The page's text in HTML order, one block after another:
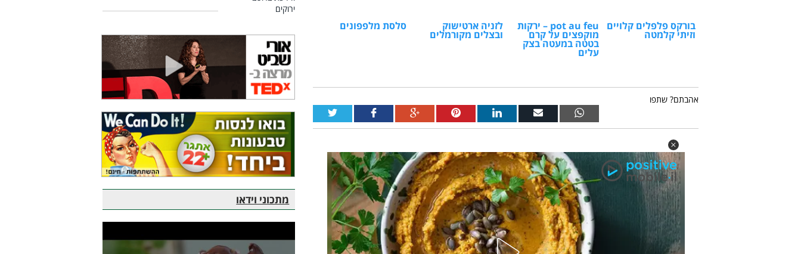
בורקס פלפלים קלויים
וזיתי קלמטה
pot au feu – ירקות
מוקפצים על קרם
בטטה במעטה בצק
עלים
לזניה ארטישוק
ובצלים מקורמלים
סלסת מלפפונים
אהבתם? שתפו
מתכוני וידאו